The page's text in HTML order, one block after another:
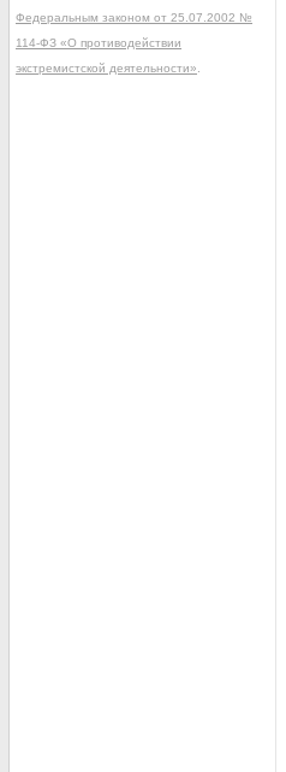
Федеральным законом от 25.07.2002 №
114-ФЗ «О противодействии
экстремистской деятельности»